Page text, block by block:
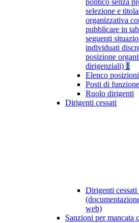
politico senza
selezione e
organizzativa
pubblicare in
seguenti
individuati
posizione
dirigenziali) 1
Elenco
Posti di
Ruolo dirigenti
Dirigenti cessati
Dirigenti
web)
Sanzioni per mancata